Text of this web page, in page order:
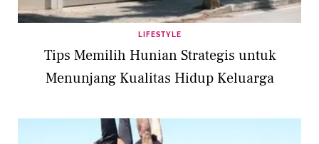
LIFESTYLE
Tips Memilih Hunian Strategis untuk
Menunjang Kualitas Hidup Keluarga